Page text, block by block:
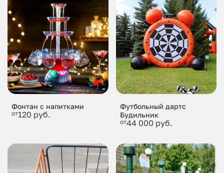
Фонтан с напитками
от120 руб.
Футбольный дартс
Будильник
от44 000 руб.